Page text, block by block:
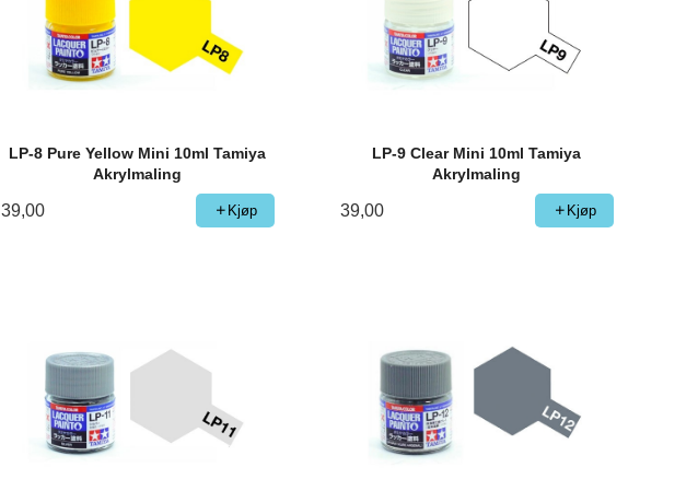
LP-8 Pure Yellow Mini 10ml Tamiya
Akrylmaling
39,00 Kjøp
LP-9 Clear Mini 10ml Tamiya
Akrylmaling
39,00 Kjøp